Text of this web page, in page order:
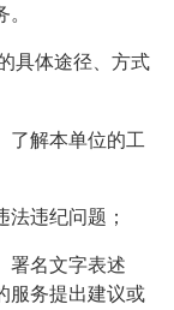
具体途径、方式
解本单位的工
违纪问题；
名文字表述
服务提出建议或